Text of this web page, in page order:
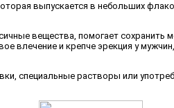
выпускается в небольших
вещества, помогает
влечение и крепче эрекция у
специальные растворы или